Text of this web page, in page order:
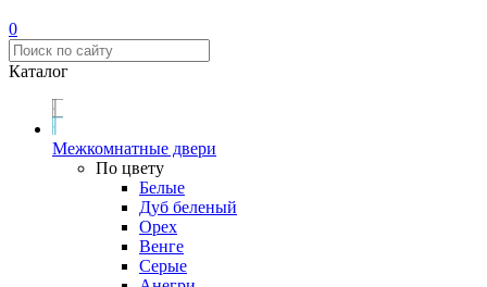
0
Каталог
Межкомнатные двери
По цвету
Белые
Дуб беленый
Орех
Венге
Серые